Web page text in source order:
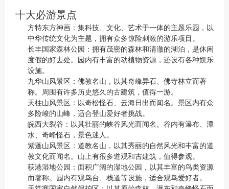
十大必游景点
方特东方神画：集科技、文化、艺术于一体的主题乐园，以
中华传统文化为主题，拥有众多惊险刺激的游乐项目。
长丰国家森林公园：拥有茂密的森林和清澈的湖泊，是休闲
度假的好去处。园内有丰富的动植物资源，还设有各种娱乐
设施。
九华山风景区：佛教名山，以其奇峰异石、佛寺林立而著
称。周围有许多历史悠久的古建筑，值得一游。
天柱山风景区：以奇松怪石、云海日出而闻名。景区内有众
多险峻的山峰，适合登山爱好者挑战。
皖西大裂谷：以其壮丽的峡谷风光而闻名。谷内有瀑布、潭
水、奇峰怪石，景色迷人。
紫蓬山风景区：道教名山，以其秀丽的自然风光和丰富的道
教文化而闻名。山上有很多道观和古建筑，值得参观。
荻港湿地公园：面积广阔的湿地公园，以其丰富的鸟类资源
而著称。园内有观鸟台、栈道等设施，适合观鸟爱好者。